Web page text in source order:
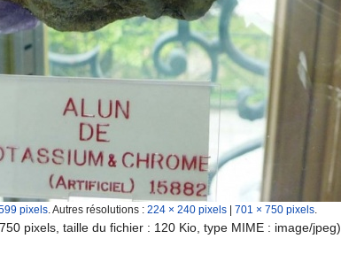
pixels Autres résolutions : 224 × 240 pixels 701 × 750 pixels
pixels, taille du fichier : 120 Kio, type MIME : image/jpeg)